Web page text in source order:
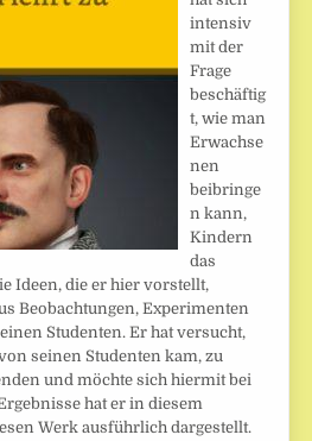
intensiv
mit der
Frage
beschäftig
t, wie man
Erwachse
nen
beibringe
n kann,
Kindern
das
Ideen, die er hier vorstellt,
Beobachtungen, Experimenten
Studenten. Er hat versucht,
seinen Studenten kam, zu
und möchte sich hiermit bei
hat er in diesem
Werk ausführlich dargestellt.